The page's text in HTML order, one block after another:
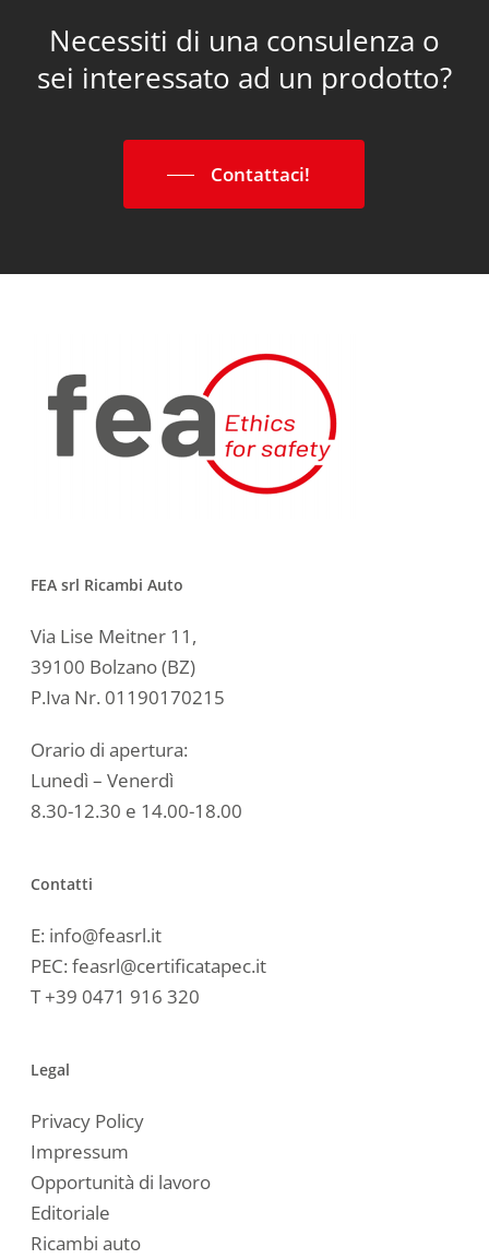
Necessiti di una consulenza o
sei interessato ad un prodotto?
Contattaci!
FEA srl Ricambi Auto
Via Lise Meitner 11,
39100 Bolzano (BZ)
P.Iva Nr. 01190170215
Orario di apertura:
Lunedì – Venerdì
8.30-12.30 e 14.00-18.00
Contatti
E: info@feasrl.it
PEC: feasrl@certificatapec.it
T+39 0471 916 320
Legal
Privacy Policy
Impressum
Opportunità di lavoro
Editoriale
Ricambi auto